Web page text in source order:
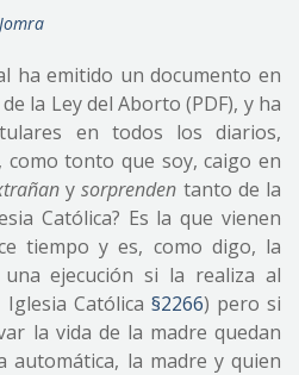
Jomra
ha emitido un documento en
la Ley del Aborto (PDF), y ha
en todos los diarios,
como tonto que soy, caigo en
ysorprenden tanto de la
Católica? Es la que vienen
tiempo y es, como digo, la
ejecución si la realiza al
Iglesia Católica §2266) pero si
la vida de la madre quedan
automática, la madre y quien